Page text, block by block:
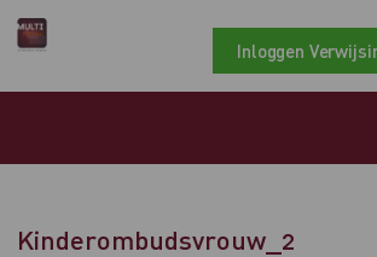
Inloggen
Kinderombudsvrouw_2